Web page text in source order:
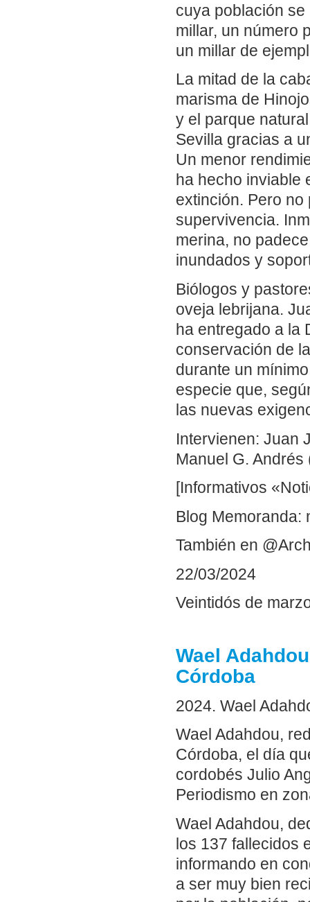
cuya población
millar, un número
un millar de
La mitad de la
marisma de
y el parque
Sevilla gracias a
Un menor
ha hecho inviable
extinción. Pero
supervivencia.
merina, no
inundados y
Biólogos y
oveja lebrijana.
ha entregado a la
conservación de
durante un
especie que,
las nuevas
Intervienen: Juan
Manuel G. Andrés
[Informativos
Blog Memoranda:
También en
22/03/2024
Veintidós de
Wael
Córdoba
2024. Wael
Wael Adahdou,
Córdoba, el día
cordobés Julio
Periodismo en
Wael Adahdou,
los 137 fallecidos
informando en
a ser muy bien